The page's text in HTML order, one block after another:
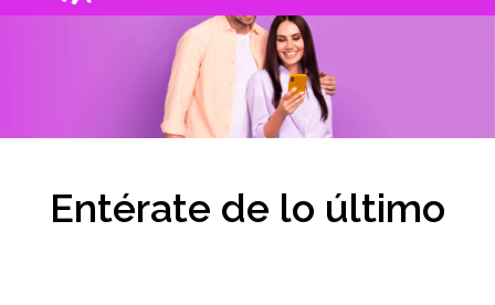
Entérate de lo último